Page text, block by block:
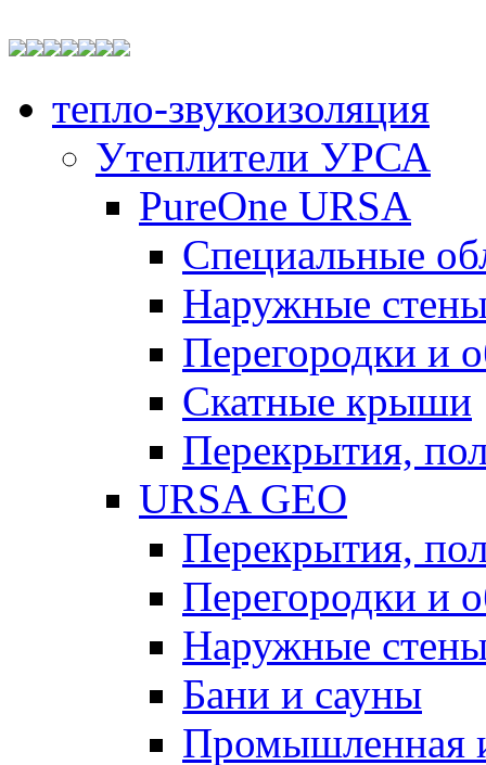
тепло-звукоизоляция
Утеплители УРСА
PureOne URSA
Специальные
Наружные
Перегородки и
Скатные крыши
Перекрытия,
URSA GEO
Перекрытия,
Перегородки и
Наружные
Бани и сауны
Промышленная